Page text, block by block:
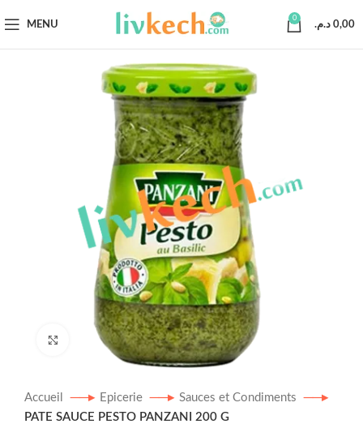
MENU
0
0,00 د.م.
Click to enlarge
Accueil Epicerie
Sauces et Condiments
PATE SAUCE PESTO PANZANI 200 G